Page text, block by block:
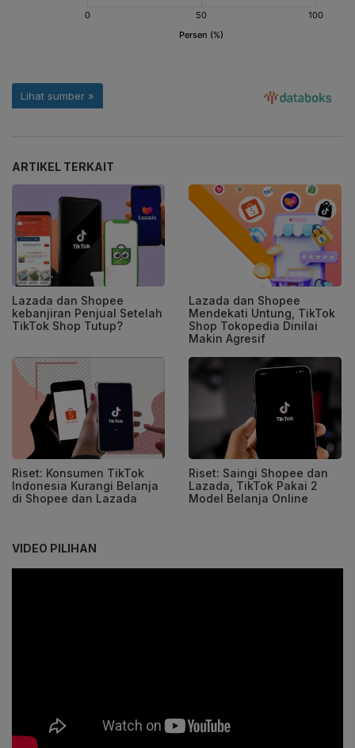
ARTIKEL TERKAIT
Lazada dan Shopee
kebanjiran Penjual Setelah
TikTok Shop Tutup?
Lazada dan Shopee
Mendekati Untung, TikTok
Shop Tokopedia Dinilai
Makin Agresif
Riset: Konsumen TikTok
Indonesia Kurangi Belanja
di Shopee dan Lazada
Riset: Saingi Shopee dan
Lazada, TikTok Pakai 2
Model Belanja Online
VIDEO PILIHAN